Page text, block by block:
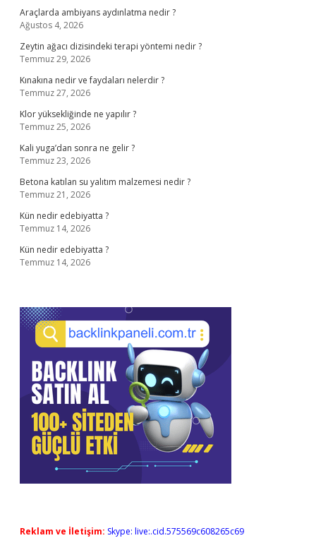
Araçlarda ambiyans aydınlatma nedir ?
Ağustos 4, 2026
Zeytin ağacı dizisindeki terapi yöntemi nedir ?
Temmuz 29, 2026
Kınakına nedir ve faydaları nelerdir ?
Temmuz 27, 2026
Klor yüksekliğinde ne yapılır ?
Temmuz 25, 2026
Kali yuga’dan sonra ne gelir ?
Temmuz 23, 2026
Betona katılan su yalıtım malzemesi nedir ?
Temmuz 21, 2026
Kün nedir edebiyatta ?
Temmuz 14, 2026
Kün nedir edebiyatta ?
Temmuz 14, 2026
Reklam ve İletişim: Skype: live:.cid.575569c608265c69